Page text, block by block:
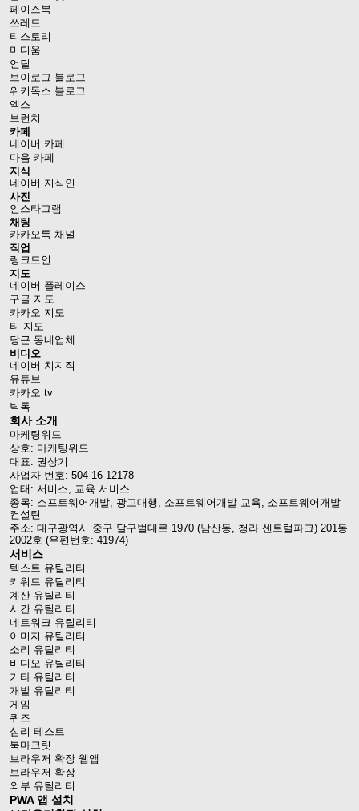
페이스북
쓰레드
티스토리
미디움
언틸
브이로그 블로그
위키독스 블로그
엑스
브런치
카페
네이버 카페
다음 카페
지식
네이버 지식인
사진
인스타그램
채팅
카카오톡 채널
직업
링크드인
지도
네이버 플레이스
구글 지도
카카오 지도
티 지도
당근 동네업체
비디오
네이버 치지직
유튜브
카카오 tv
틱톡
회사 소개
마케팅위드
상호: 마케팅위드
대표: 권상기
사업자 번호: 504-16-12178
업태: 서비스, 교육 서비스
종목: 소프트웨어개발, 광고대행, 소프트웨어개발 교육, 소프트웨어개발
컨설틴
주소: 대구광역시 중구 달구벌대로 1970 (남산동, 청라 센트럴파크) 201동
2002호 (우편번호: 41974)
서비스
텍스트 유틸리티
키워드 유틸리티
계산 유틸리티
시간 유틸리티
네트워크 유틸리티
이미지 유틸리티
소리 유틸리티
비디오 유틸리티
기타 유틸리티
개발 유틸리티
게임
퀴즈
심리 테스트
북마크릿
브라우저 확장 웹앱
브라우저 확장
외부 유틸리티
PWA 앱 설치